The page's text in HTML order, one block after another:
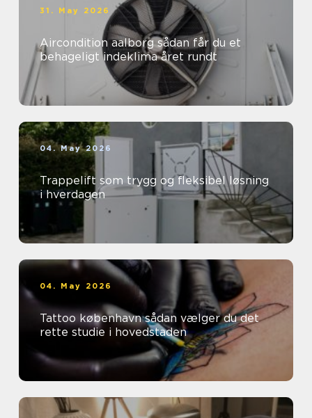
31. May 2026
Aircondition aalborg sådan får du et
behageligt indeklima året rundt
04. May 2026
Trappelift som trygg og fleksibel løsning
i hverdagen
04. May 2026
Tattoo københavn sådan vælger du det
rette studie i hovedstaden